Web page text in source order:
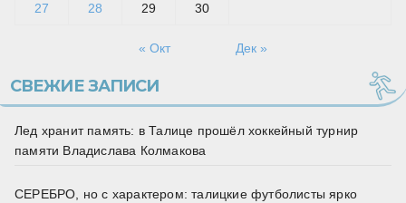
27 28 29 30
« Окт Дек »
СВЕЖИЕ ЗАПИСИ
Лед хранит память: в Талице прошёл хоккейный турнир
памяти Владислава Колмакова
СЕРЕБРО, но с характером: талицкие футболисты ярко